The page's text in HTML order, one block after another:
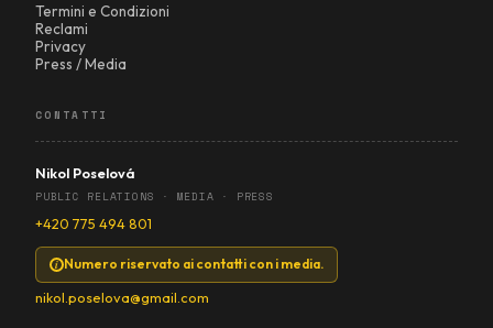
Termini e Condizioni
Reclami
Privacy
Press / Media
CONTATTI
Nikol Poselová
PUBLIC RELATIONS · MEDIA · PRESS
+420 775 494 801
Numero riservato ai contatti con i media.
nikol.poselova@gmail.com